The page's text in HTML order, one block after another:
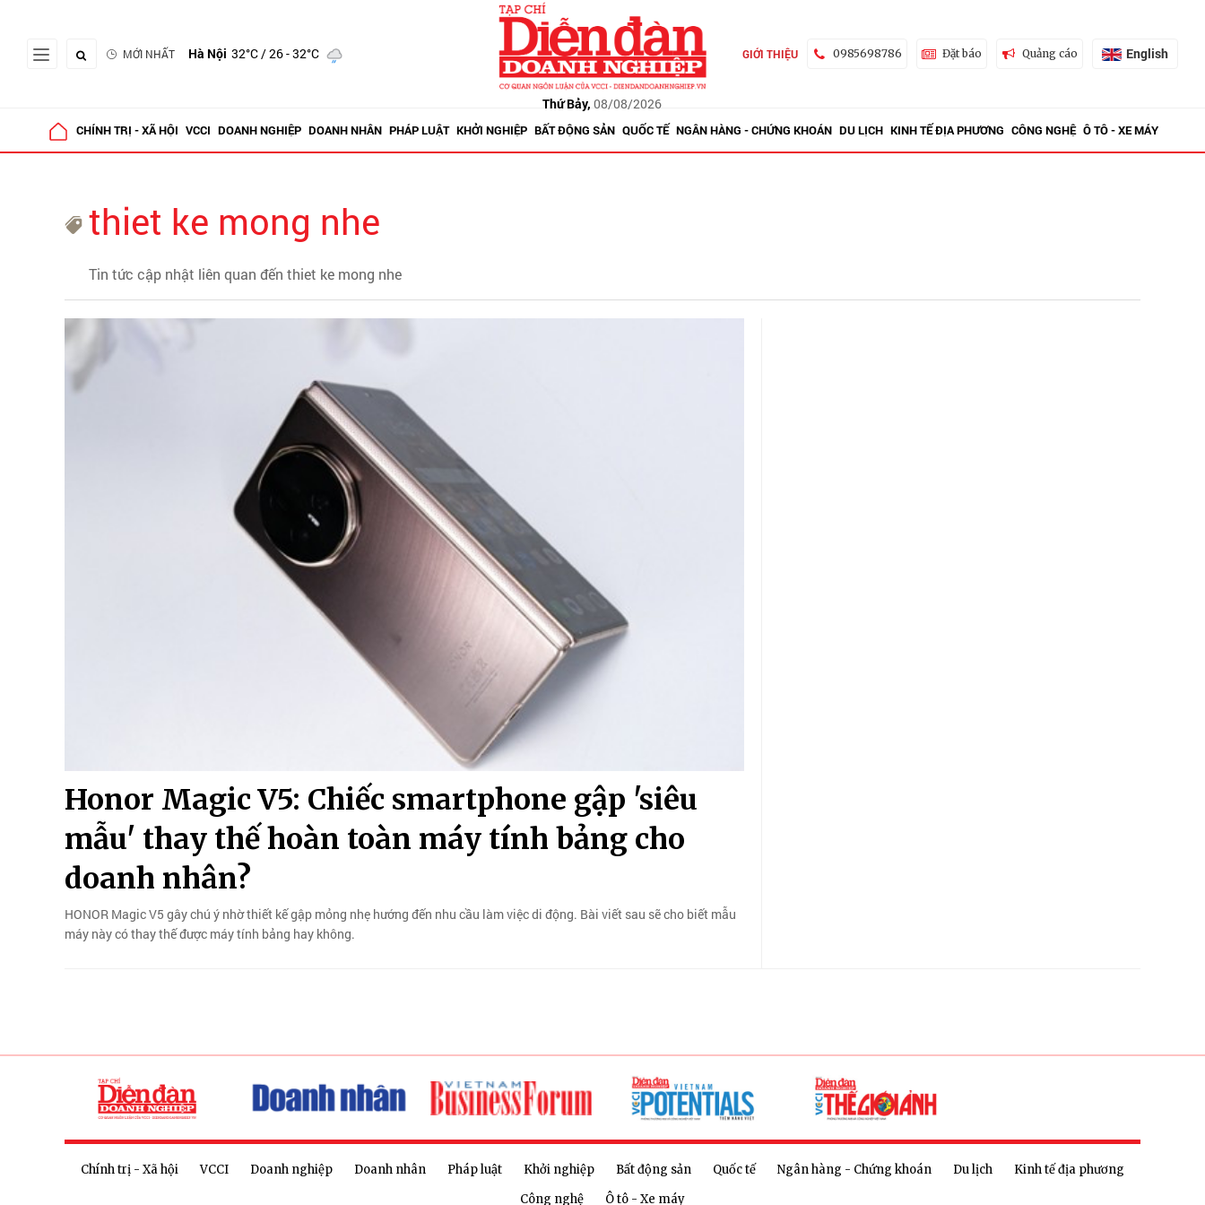
MỚI NHẤT Hà Nội 32°C/ 26 - 32°C
Thứ Bảy, 08/08/2026
GIỚI THIỆU 0985698786 Đặt báo Quảng cáo English
CHÍNH TRỊ - XÃ HỘI VCCI DOANH NGHIỆP DOANH NHÂN PHÁP LUẬT KHỞI NGHIỆP BẤT ĐỘNG SẢN QUỐC TẾ NGÂN HÀNG - CHỨNG KHOÁN DU LỊCH KINH TẾ ĐỊA PHƯƠNG CÔNG NGHỆ Ô TÔ - XE MÁY
thiet ke mong nhe
Tin tức cập nhật liên quan đến thiet ke mong nhe
Honor Magic V5: Chiếc smartphone gập 'siêu
mẫu' thay thế hoàn toàn máy tính bảng cho
doanh nhân?
HONOR Magic V5 gây chú ý nhờ thiết kế gập mỏng nhẹ hướng đến nhu cầu làm việc di động. Bài viết sau sẽ cho biết mẫu
máy này có thay thế được máy tính bảng hay không.
Chính trị - Xã hội VCCI Doanh nghiệp Doanh nhân Pháp luật Khởi nghiệp Bất động sản Quốc tế Ngân hàng - Chứng khoán Du lịch
Kinh tế địa phương
Công nghệ
Ô tô - Xe máy